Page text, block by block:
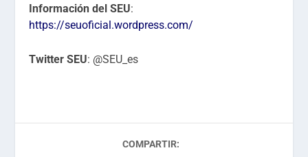
Información del SEU:
https://seuoficial.wordpress.com/
Twitter SEU: @SEU_es
COMPARTIR: